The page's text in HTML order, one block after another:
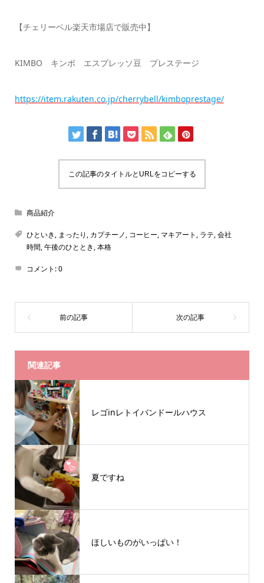
【チェリーベル楽天市場店で販売中】
KIMBO キンボ エスプレッソ豆 プレステージ
https://item.rakuten.co.jp/cherrybell/kimboprestage/
この記事のタイトルとURLをコピーする
商品紹介
ひといき, まったり , カプチーノ, コーヒー, マキアート , ラテ,会社
時間,午後のひととき,本格
コメント:0
関連記事
レゴinレトイバンドールハウス
夏ですね
ほしいものがいっぱい！